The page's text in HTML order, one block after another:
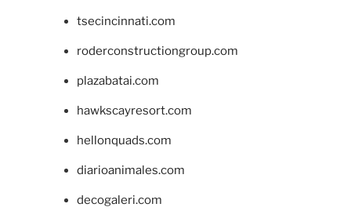
tsecincinnati.com
roderconstructiongroup.com
plazabatai.com
hawkscayresort.com
hellonquads.com
diarioanimales.com
decogaleri.com